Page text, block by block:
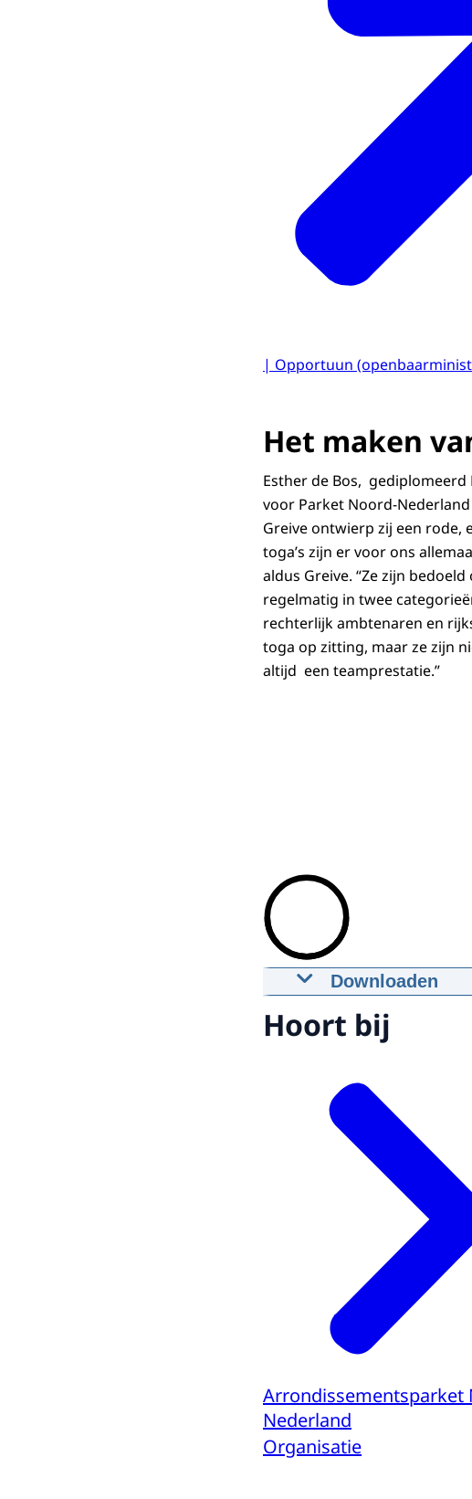
| Opportuun
Het maken
Esther de Bos, gediplomeerd
voor Parket Noord-
Greive ontwierp zij een rode,
toga’s zijn er voor ons
aldus Greive. “Ze zijn
regelmatig in twee
rechterlijk ambtenaren en
toga op zitting, maar ze zijn
altijd een teamprestatie.”
Downloaden
21-05-2024
Hoort bij
Arrondissementsparket
Nederland
Organisatie